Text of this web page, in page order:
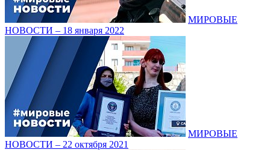
МИРОВЫЕ
НОВОСТИ – 18 января 2022
МИРОВЫЕ
НОВОСТИ – 22 октября 2021